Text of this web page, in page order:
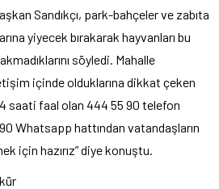
Sandıkçı, park-bahçeler ve zabıta
yiyecek bırakarak hayvanları bu
söyledi. Mahalle
içinde olduklarına dikkat çeken
saati faal olan 444 55 90 telefon
Whatsapp hattından vatandaşların
için hazırız” diye konuştu.